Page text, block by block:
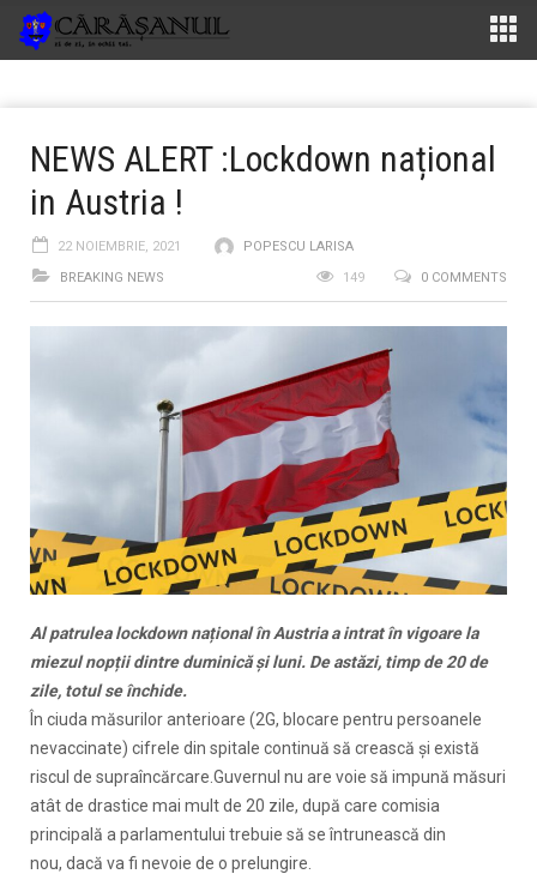
NEWS ALERT :Lockdown național
in Austria !
22 NOIEMBRIE, 2021
POPESCU LARISA
BREAKING NEWS
0 COMMENTS
149
Al patrulea lockdown național în Austria a intrat în vigoare la
miezul nopții dintre duminică și luni. De astăzi, timp de 20 de
zile, totul se închide.
În ciuda măsurilor anterioare (2G, blocare pentru persoanele
nevaccinate) cifrele din spitale continuă să crească și există
riscul de supraîncărcare.Guvernul nu are voie să impună măsuri
atât de drastice mai mult de 20 zile, după care comisia
principală a parlamentului trebuie să se întrunească din
nou, dacă va fi nevoie de o prelungire.